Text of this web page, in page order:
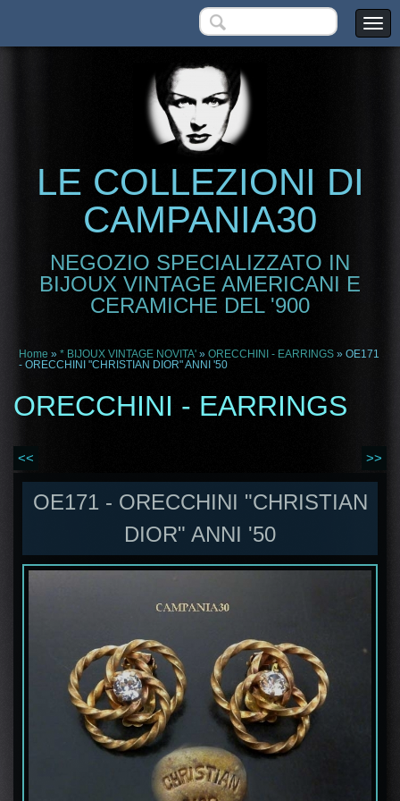
LE COLLEZIONI DI
CAMPANIA30
NEGOZIO SPECIALIZZATO IN
BIJOUX VINTAGE AMERICANI E
CERAMICHE DEL '900
Home » * BIJOUX VINTAGE NOVITA' » ORECCHINI - EARRINGS » OE171
- ORECCHINI "CHRISTIAN DIOR" ANNI '50
ORECCHINI - EARRINGS
<< >>
OE171 - ORECCHINI "CHRISTIAN
DIOR" ANNI '50